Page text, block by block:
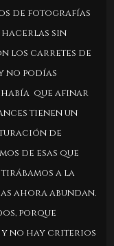
de fotografías
hacerlas sin
los carretes de
no podías
que afinar
tienen un
de
de esas que
a la
ahora abundan.
porque
y no hay criterios